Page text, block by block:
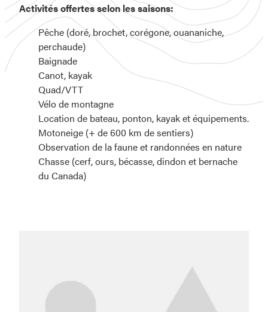
Activités offertes selon les saisons:
Pêche (doré, brochet, corégone, ouananiche,
perchaude)
Baignade
Canot, kayak
Quad/VTT
Vélo de montagne
Location de bateau, ponton, kayak et équipements.
Motoneige (+ de 600 km de sentiers)
Observation de la faune et randonnées en nature
Chasse (cerf, ours, bécasse, dindon et bernache
du Canada)